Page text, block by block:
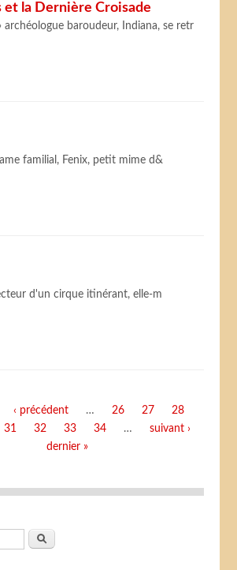
et la Dernière Croisade
archéologue baroudeur, Indiana, se retr
familial, Fenix, petit mime d&
d'un cirque itinérant, elle-m
‹ précédent … 26 27
28
31 32 33 34 …
suivant ›
dernier »
recherche
Rechercher